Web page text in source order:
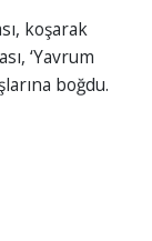
koşarak
‘Yavrum
boğdu.